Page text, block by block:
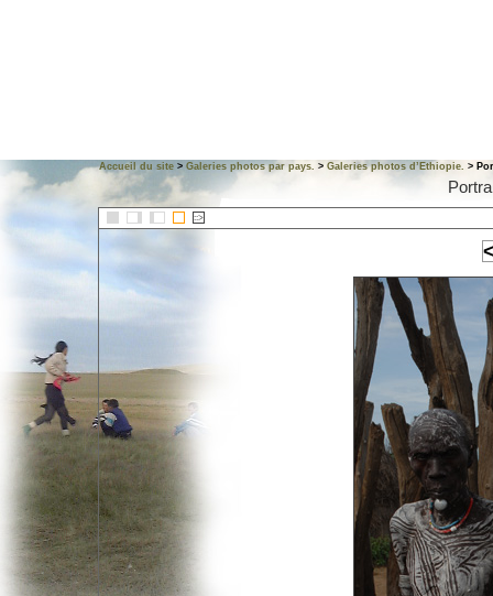
Accueil du site > Galeries photos par pays. > Galeries photos d’Ethiopie. >
::>